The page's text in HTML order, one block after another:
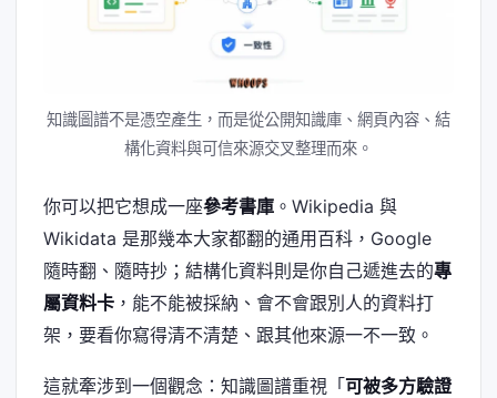
知識圖譜不是憑空產生，而是從公開知識庫、網頁內容、結
構化資料與可信來源交叉整理而來。
你可以把它想成一座參考書庫 。Wikipedia 與
Wikidata 是那幾本大家都翻的通用百科，Google
隨時翻、隨時抄；結構化資料則是你自己遞進去的專
屬資料卡 ，能不能被採納、會不會跟別人的資料打
架，要看你寫得清不清楚、跟其他來源一不一致。
這就牽涉到一個觀念：知識圖譜重視「 可被多方驗證